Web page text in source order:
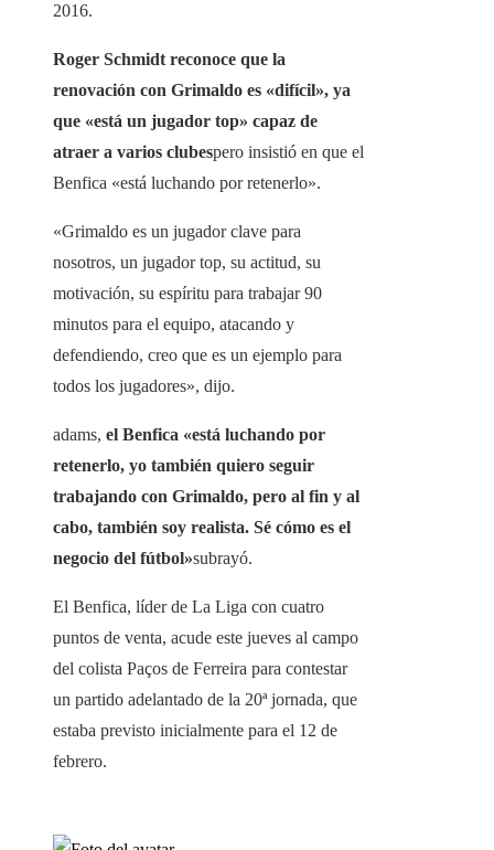
2016.
Roger Schmidt reconoce que la
renovación con Grimaldo es «difícil», ya
que «está un jugador top» capaz de
atraer a varios clubespero insistió en que el
Benfica «está luchando por retenerlo».
«Grimaldo es un jugador clave para
nosotros, un jugador top, su actitud, su
motivación, su espíritu para trabajar 90
minutos para el equipo, atacando y
defendiendo, creo que es un ejemplo para
todos los jugadores», dijo.
adams, el Benfica «está luchando por
retenerlo, yo también quiero seguir
trabajando con Grimaldo, pero al fin y al
cabo, también soy realista. Sé cómo es el
negocio del fútbol»subrayó.
El Benfica, líder de La Liga con cuatro
puntos de venta, acude este jueves al campo
del colista Paços de Ferreira para contestar
un partido adelantado de la 20ª jornada, que
estaba previsto inicialmente para el 12 de
febrero.